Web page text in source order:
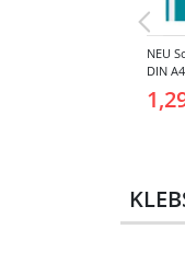
NEU
DIN
Farben